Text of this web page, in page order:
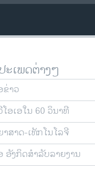
ະເພດຕ່າງໆ
ຂ່າວ
ອເອໃນ 60 ວິນາທີ
າສາດ-ເທັກໂນໂລຈີ
ອັງກິດສຳລັບລາຍງານ